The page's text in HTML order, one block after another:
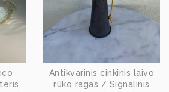
Antikvarinis cinkinis laivo
rūko ragas / Signalinis